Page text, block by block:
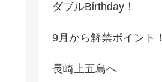
ダブルBirthday！
9月から解禁ポイント！
長崎上五島へ